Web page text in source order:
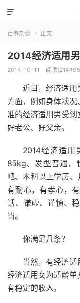

百事杂谈  正文
2014经济适用
2014-10-11 阅读
近日，经济适用
方面，例如身体状
准的经济适用男受
好老公、好父亲。
2014经济适用
85kg、发型普通，
吧、本科以上学历
有耐心，有孝心，
话、谦虚、谨慎、
当。
你满足几条？
当然，有经济适
经济适用女为适龄单
有稳定的收入。